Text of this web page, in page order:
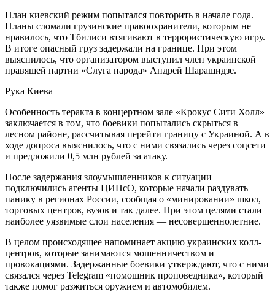
План киевский режим попытался повторить в начале года.
Планы сломали грузинские правоохранители, которым не
нравилось, что Тбилиси втягивают в террористическую игру.
В итоге опасный груз задержали на границе. При этом
выяснилось, что организатором выступил член украинской
правящей партии «Слуга народа» Андрей Шарашидзе.
Рука Киева
Особенность теракта в концертном зале «Крокус Сити Холл»
заключается в том, что боевики попытались скрыться в
лесном районе, рассчитывая перейти границу с Украиной. А в
ходе допроса выяснилось, что с ними связались через соцсети
и предложили 0,5 млн рублей за атаку.
После задержания злоумышленников к ситуации
подключились агенты ЦИПсО, которые начали раздувать
панику в регионах России, сообщая о «минировании» школ,
торговых центров, вузов и так далее. При этом целями стали
наиболее уязвимые слои населения — несовершеннолетние.
В целом происходящее напоминает акцию украинских колл-
центров, которые занимаются мошенничеством и
провокациями. Задержанные боевики утверждают, что с ними
связался через Telegram «помощник проповедника», который
также помог разжиться оружием и автомобилем.